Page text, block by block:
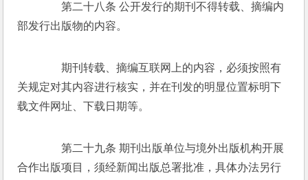
第二十八条 公开发行的期刊不得转载、摘编内
部发行出版物的内容。
期刊转载、摘编互联网上的内容，必须按照有
关规定对其内容进行核实，并在刊发的明显位置标明下
载文件网址、下载日期等。
第二十九条 期刊出版单位与境外出版机构开展
合作出版项目，须经新闻出版总署批准，具体办法另行